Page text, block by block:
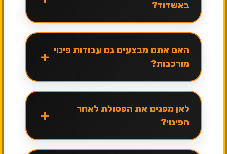
באשדוד?
האם אתם מבצעים גם עבודות פינוי
מורכבות?
+
לאן מפנים את הפסולת לאחר
הפינוי?
+